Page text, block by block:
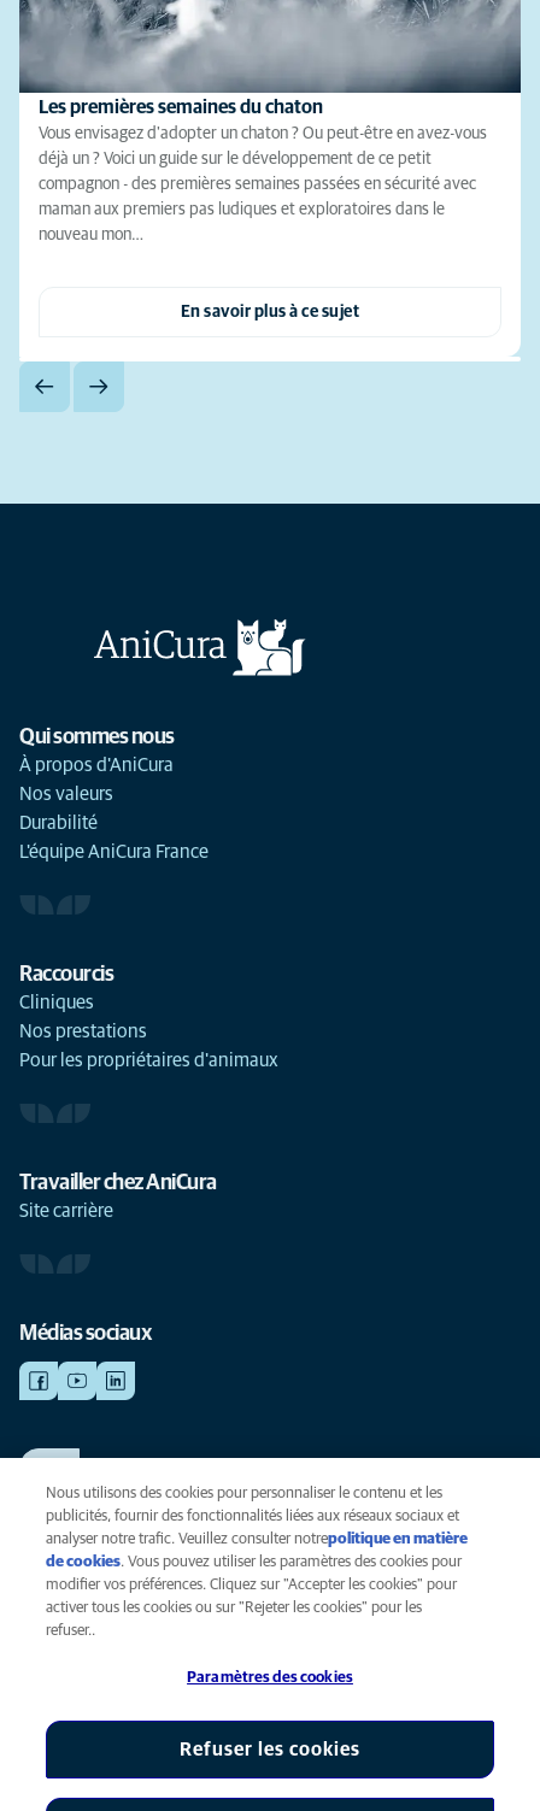
Les premières semaines du chaton
Vous envisagez d'adopter un chaton ? Ou peut-être en avez-vous
déjà un ? Voici un guide sur le développement de ce petit
compagnon - des premières semaines passées en sécurité avec
maman aux premiers pas ludiques et exploratoires dans le
nouveau mon…
En savoir plus à ce sujet
Qui sommes nous
À propos d'AniCura
Nos valeurs
Durabilité
L'équipe AniCura France
Raccourcis
Cliniques
Nos prestations
Pour les propriétaires d'animaux
Travailler chez AniCura
Site carrière
Médias sociaux
Voir nos offres d'emploi
Vie privée
Légal
Cookies
Global Human Rights
AniCura est une filiale de Mars, Inc © 2026
Nous utilisons des cookies pour personnaliser le contenu et les
publicités, fournir des fonctionnalités liées aux réseaux sociaux et
analyser notre trafic. Veuillez consulter notrepolitique en matière
de cookies(opens in a new tab)
. Vous pouvez utiliser les paramètres des cookies pour
modifier vos préférences. Cliquez sur "Accepter les cookies" pour
activer tous les cookies ou sur "Rejeter les cookies" pour les
refuser..
Paramètres des cookies
Refuser les cookies